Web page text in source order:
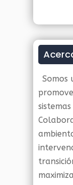
Somos